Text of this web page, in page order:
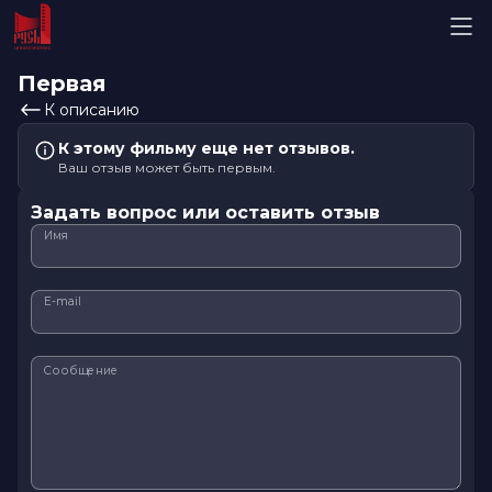
Первая
К описанию
К этому фильму еще нет отзывов.
Ваш отзыв может быть первым.
Задать вопрос или оставить отзыв
Имя
E-mail
Сообщение